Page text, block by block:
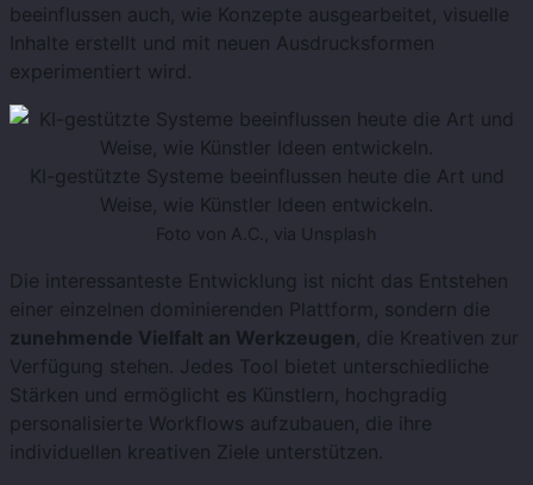
beeinflussen auch, wie Konzepte ausgearbeitet, visuelle
Inhalte erstellt und mit neuen Ausdrucksformen
experimentiert wird.
KI-gestützte Systeme beeinflussen heute die Art und
Weise, wie Künstler Ideen entwickeln.
Foto von A.C., via Unsplash
Die interessanteste Entwicklung ist nicht das Entstehen
einer einzelnen dominierenden Plattform, sondern die
zunehmende Vielfalt an Werkzeugen , die Kreativen zur
Verfügung stehen. Jedes Tool bietet unterschiedliche
Stärken und ermöglicht es Künstlern, hochgradig
personalisierte Workflows aufzubauen, die ihre
individuellen kreativen Ziele unterstützen.